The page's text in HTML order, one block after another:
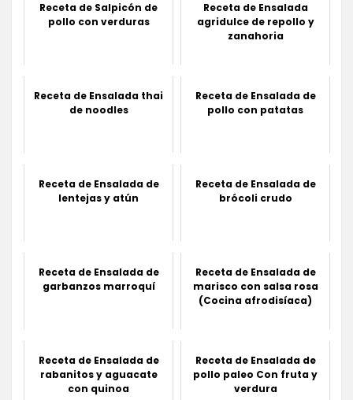
Receta de Salpicón de
pollo con verduras
Receta de Ensalada
agridulce de repollo y
zanahoria
Receta de Ensalada thai
de noodles
Receta de Ensalada de
pollo con patatas
Receta de Ensalada de
lentejas y atún
Receta de Ensalada de
brócoli crudo
Receta de Ensalada de
garbanzos marroquí
Receta de Ensalada de
marisco con salsa rosa
(Cocina afrodisíaca)
Receta de Ensalada de
rabanitos y aguacate
con quinoa
Receta de Ensalada de
pollo paleo Con fruta y
verdura